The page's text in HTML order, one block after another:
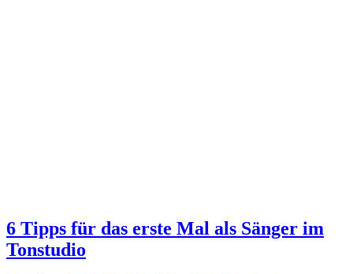
6 Tipps für das erste Mal als Sänger im
Tonstudio